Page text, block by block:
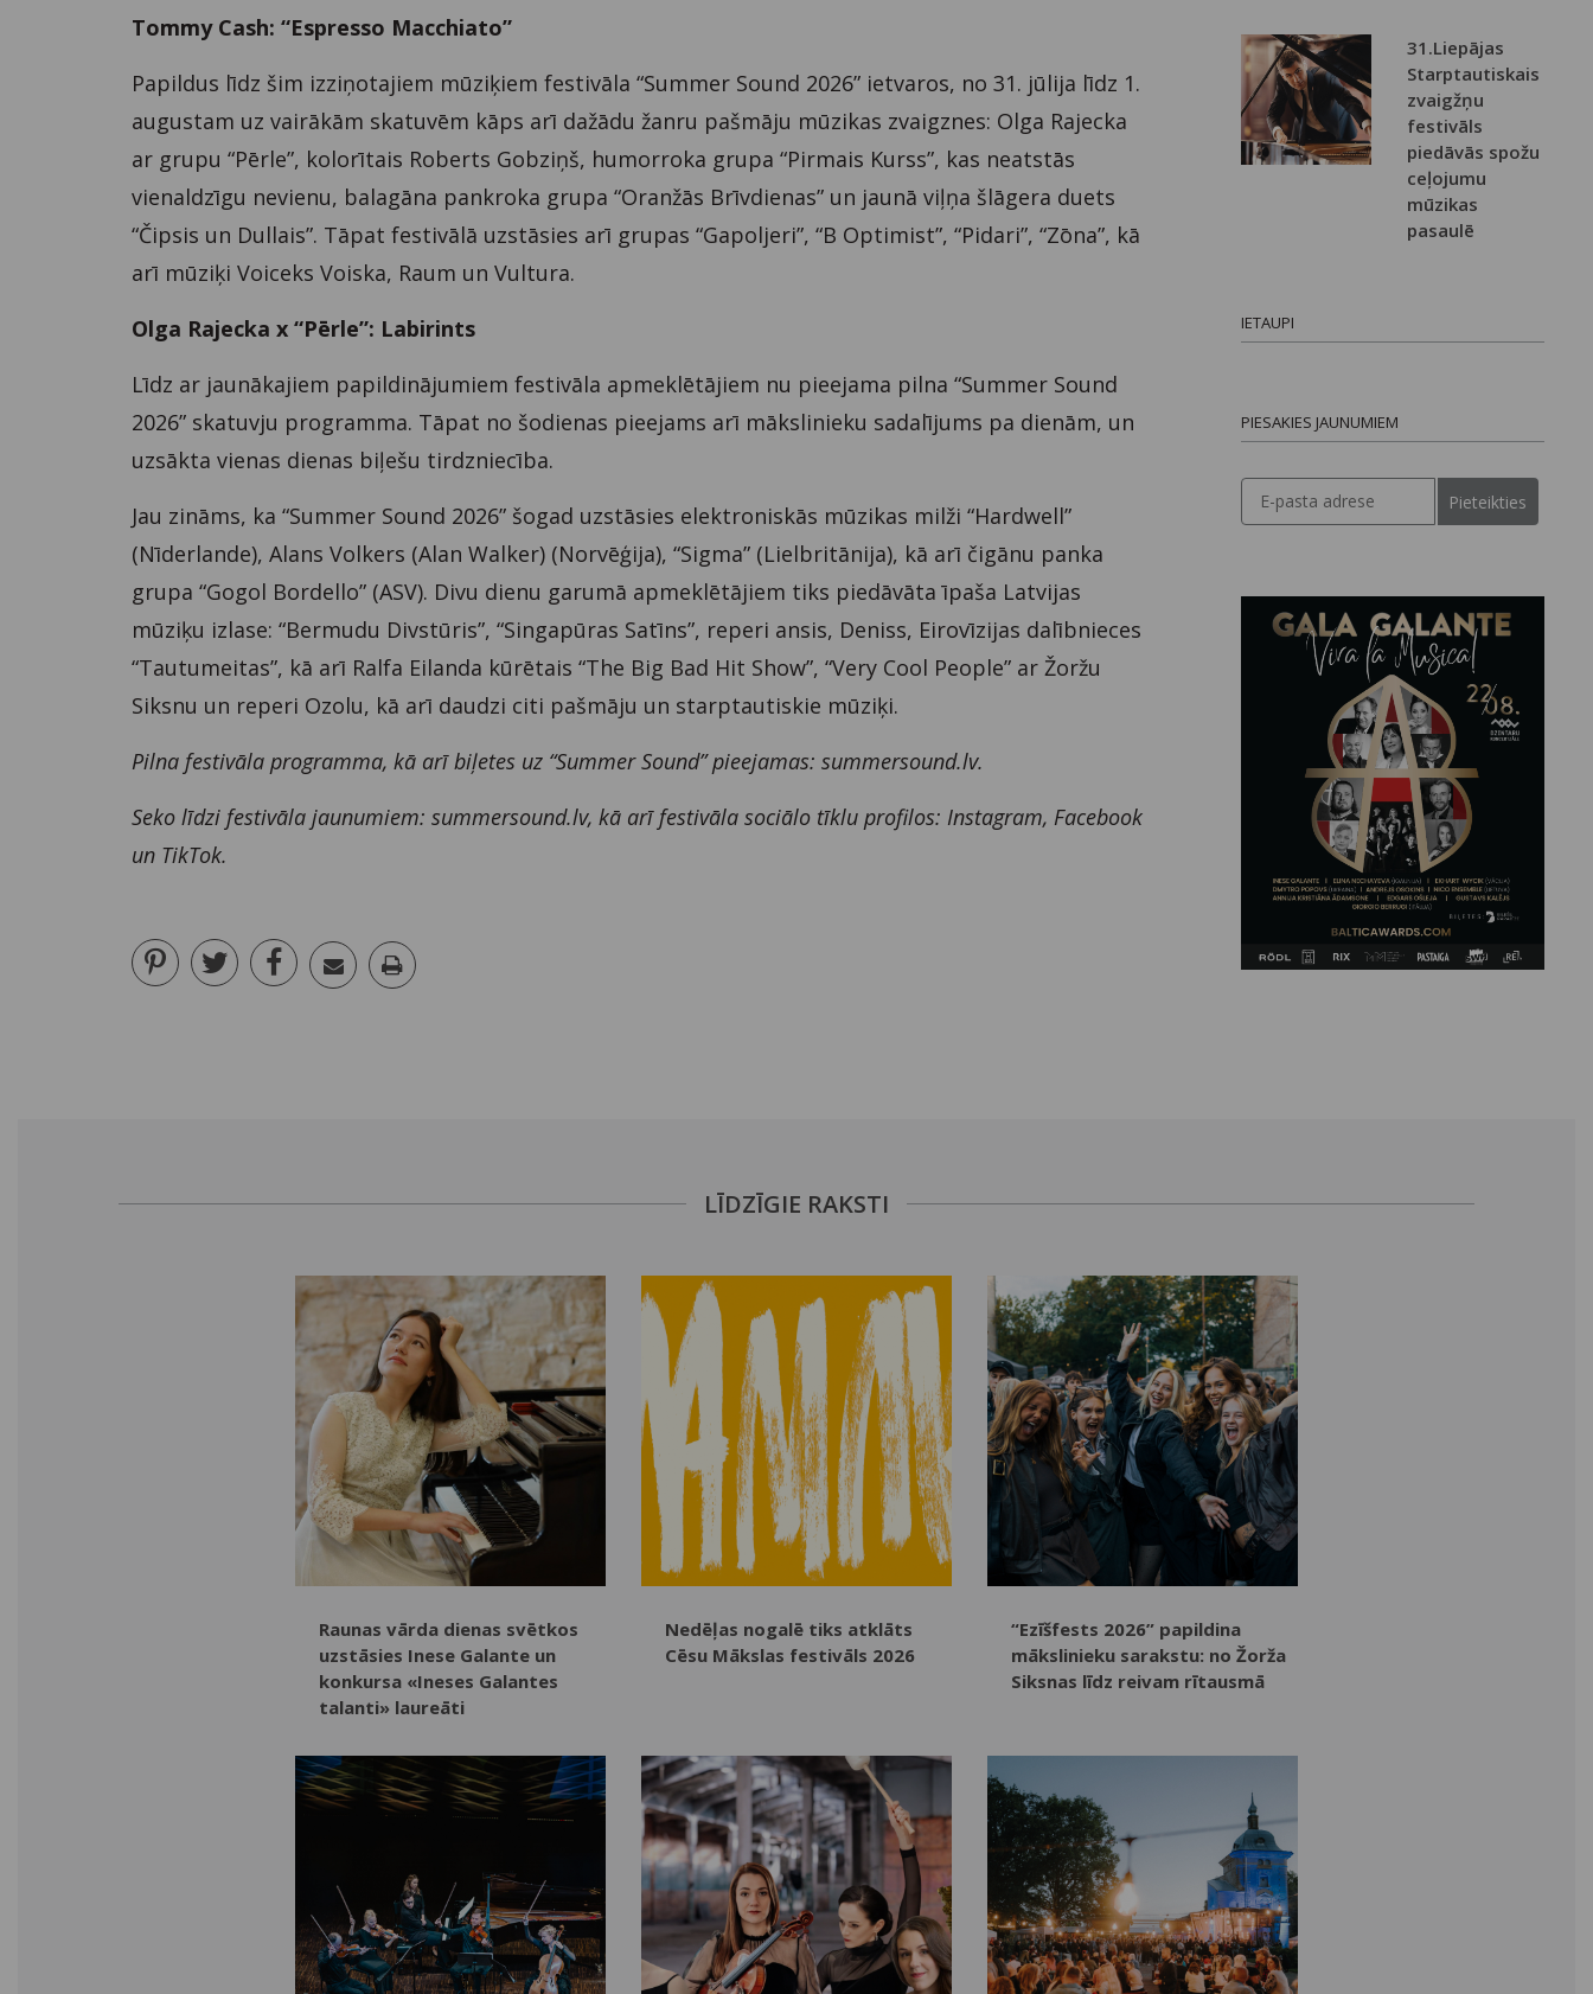
Tommy Cash: “Espresso Macchiato”
Papildus līdz šim izziņotajiem mūziķiem festivāla “Summer Sound 2026” ietvaros, no 31. jūlija līdz 1.
augustam uz vairākām skatuvēm kāps arī dažādu žanru pašmāju mūzikas zvaigznes: Olga Rajecka
ar grupu “Pērle”, kolorītais Roberts Gobziņš, humorroka grupa “Pirmais Kurss”, kas neatstās
vienaldzīgu nevienu, balagāna pankroka grupa “Oranžās Brīvdienas” un jaunā viļņa šlāgera duets
“Čipsis un Dullais”. Tāpat festivālā uzstāsies arī grupas “Gapoljeri”, “B Optimist”, “Pidari”, “Zōna”, kā
arī mūziķi Voiceks Voiska, Raum un Vultura.
Olga Rajecka x “Pērle”: Labirints
Līdz ar jaunākajiem papildinājumiem festivāla apmeklētājiem nu pieejama pilna “Summer Sound
2026” skatuvju programma. Tāpat no šodienas pieejams arī mākslinieku sadalījums pa dienām, un
uzsākta vienas dienas biļešu tirdzniecība.
Jau zināms, ka “Summer Sound 2026” šogad uzstāsies elektroniskās mūzikas milži “Hardwell”
(Nīderlande), Alans Volkers (Alan Walker) (Norvēģija), “Sigma” (Lielbritānija), kā arī čigānu panka
grupa “Gogol Bordello” (ASV). Divu dienu garumā apmeklētājiem tiks piedāvāta īpaša Latvijas
mūziķu izlase: “Bermudu Divstūris”, “Singapūras Satīns”, reperi ansis, Deniss, Eirovīzijas dalībnieces
“Tautumeitas”, kā arī Ralfa Eilanda kūrētais “The Big Bad Hit Show”, “Very Cool People” ar Žoržu
Siksnu un reperi Ozolu, kā arī daudzi citi pašmāju un starptautiskie mūziķi.
Pilna festivāla programma, kā arī biļetes uz “Summer Sound” pieejamas: summersound.lv.
Seko līdzi festivāla jaunumiem: summersound.lv, kā arī festivāla sociālo tīklu profilos: Instagram, Facebook
un TikTok.
31.Liepājas
Starptautiskais
zvaigžņu
festivāls
piedāvās spožu
ceļojumu
mūzikas
pasaulē
IETAUPI
PIESAKIES JAUNUMIEM
Pieteikties
LĪDZĪGIE RAKSTI
Raunas vārda dienas svētkos
uzstāsies Inese Galante un
konkursa «Ineses Galantes
talanti» laureāti
Nedēļas nogalē tiks atklāts
Cēsu Mākslas festivāls 2026
“Ezīšfests 2026” papildina
mākslinieku sarakstu: no Žorža
Siksnas līdz reivam rītausmā